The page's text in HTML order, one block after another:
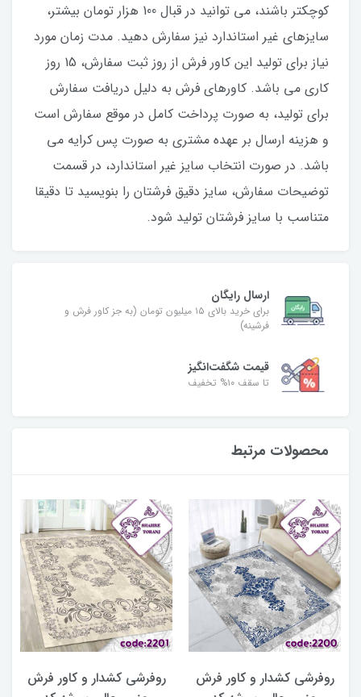
کوچکتر باشند، می توانید در قبال 100 هزار تومان بیشتر،
سایزهای غیر استاندارد نیز سفارش دهید. مدت زمان مورد
نیاز برای تولید این کاور فرش از روز ثبت سفارش، 15 روز
کاری می باشد. کاورهای فرش به دلیل دریافت سفارش
برای تولید، به صورت پرداخت کامل در موقع سفارش است
و هزینه ارسال بر عهده مشتری به صورت پس کرایه می
باشد. در صورت انتخاب سایز غیر استاندارد، در قسمت
توضیحات سفارش، سایز دقیق فرشتان را بنویسید تا دقیقا
متناسب با سایز فرشتان تولید شود.
ارسال رایگان
برای خرید بالای ۱۵ میلیون تومان (به جز کاور فرش و
فرشینه)
قیمت شگفت‌انگیز
تا سقف ۱۰% تخفیف
محصولات مرتبط
روفرشی کشدار و کاور فرش
روفرشی کشدار و کاور فرش